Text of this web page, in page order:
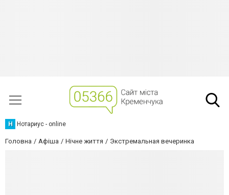
Н Нотариус - online
Головна Афіша Нічне життя Экстремальная вечеринка